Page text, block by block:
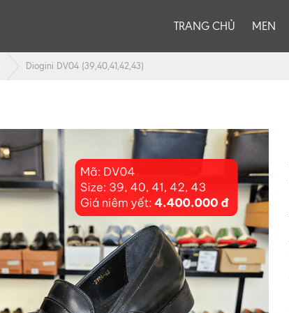
TRANG CHỦ MEN
Diogini DV04 (39,40,41,42,43)